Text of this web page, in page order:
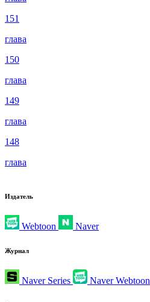
151
глава
150
глава
149
глава
148
глава
Издатель
Webtoon Naver
Журнал
Naver Series Naver Webtoon